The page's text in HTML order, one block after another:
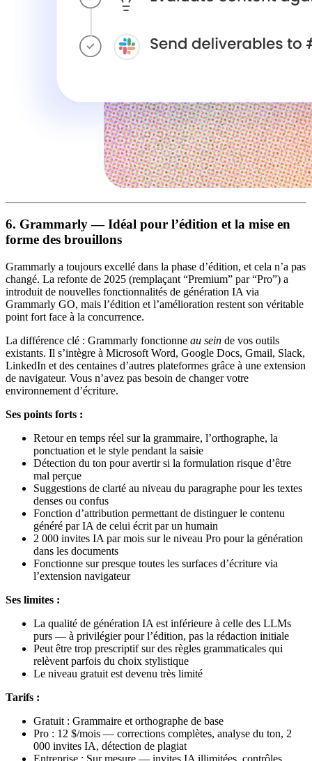
6. Grammarly — Idéal pour l’édition et la mise en
forme des brouillons
Grammarly a toujours excellé dans la phase d’édition, et cela n’a pas
changé. La refonte de 2025 (remplaçant “Premium” par “Pro”) a
introduit de nouvelles fonctionnalités de génération IA via
Grammarly GO, mais l’édition et l’amélioration restent son véritable
point fort face à la concurrence.
La différence clé : Grammarly fonctionne au sein de vos outils
existants. Il s’intègre à Microsoft Word, Google Docs, Gmail, Slack,
LinkedIn et des centaines d’autres plateformes grâce à une extension
de navigateur. Vous n’avez pas besoin de changer votre
environnement d’écriture.
Ses points forts :
Retour en temps réel sur la grammaire, l’orthographe, la
ponctuation et le style pendant la saisie
Détection du ton pour avertir si la formulation risque d’être
mal perçue
Suggestions de clarté au niveau du paragraphe pour les textes
denses ou confus
Fonction d’attribution permettant de distinguer le contenu
généré par IA de celui écrit par un humain
2 000 invites IA par mois sur le niveau Pro pour la génération
dans les documents
Fonctionne sur presque toutes les surfaces d’écriture via
l’extension navigateur
Ses limites :
La qualité de génération IA est inférieure à celle des LLMs
purs — à privilégier pour l’édition, pas la rédaction initiale
Peut être trop prescriptif sur des règles grammaticales qui
relèvent parfois du choix stylistique
Le niveau gratuit est devenu très limité
Tarifs :
Gratuit : Grammaire et orthographe de base
Pro : 12 $/mois — corrections complètes, analyse du ton, 2
000 invites IA, détection de plagiat
Entreprise : Sur mesure — invites IA illimitées, contrôles